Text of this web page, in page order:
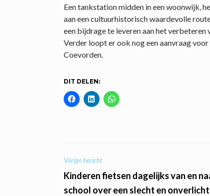
Een tankstation midden in een woonwijk,
aan een cultuurhistorisch waardevolle
een bijdrage te leveren aan het
Verder loopt er ook nog een aanvraag
Coevorden.
DIT DELEN:
BERICHT
NAVIGATIE
Vorige bericht
Kinderen fietsen dagelijks van en
school over een slecht en onverlicht